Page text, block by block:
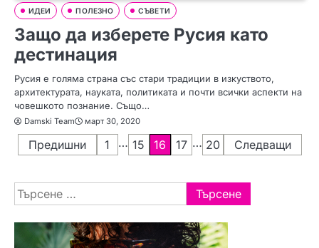
ИДЕИ ПОЛЕЗНО СЪВЕТИ
Защо да изберете Русия като
дестинация
Русия е голяма страна със стари традиции в изкуството,
архитектурата, науката, политиката и почти всички аспекти на
човешкото познание. Също…
Damski Team март 30, 2020
з
д
Предишни 1 … 15 16 17 … 20 Следващи
Търсене
за: